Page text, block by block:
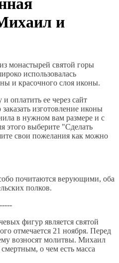
и
монастырей святой горы
использовалась
и красочного слоя иконы.
оплатить ее через сайт
изготовление иконы
в нужном вам размере и с
этого выберите "Сделать
свои пожелания как можно
почитаются верующими, оба
полков.
фигур является святой
отмечается 21 ноября. Перед
возносят молитвы. Михаил
о чем есть масса